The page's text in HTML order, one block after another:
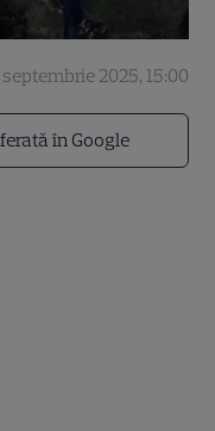
în Google
2025, 15:00